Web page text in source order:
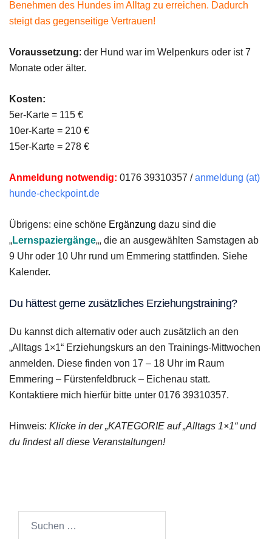
Benehmen des Hundes im Alltag zu erreichen. Dadurch
steigt das gegenseitige Vertrauen!
Voraussetzung: der Hund war im Welpenkurs oder ist 7
Monate oder älter.
Kosten:
5er-Karte = 115 €
10er-Karte = 210 €
15er-Karte = 278 €
Anmeldung notwendig: 0176 39310357 /anmeldung (at)
hunde-checkpoint.de
Übrigens: eine schöne Ergänzung dazu sind die
„Lernspaziergänge„, die an ausgewählten Samstagen ab
9 Uhr oder 10 Uhr rund um Emmering stattfinden. Siehe
Kalender.
Du hättest gerne zusätzliches Erziehungstraining?
Du kannst dich alternativ oder auch zusätzlich an den
„Alltags 1×1“ Erziehungskurs an den Trainings-Mittwochen
anmelden. Diese finden von 17 – 18 Uhr im Raum
Emmering – Fürstenfeldbruck – Eichenau statt.
Kontaktiere mich hierfür bitte unter 0176 39310357.
Hinweis: Klicke in der „KATEGORIE auf „Alltags 1×1“ und
du findest all diese Veranstaltungen!